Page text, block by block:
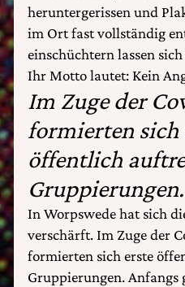
heruntergerissen und
im Ort fast vollständig
einschüchtern lassen
Ihr Motto lautet: Kein
Im Zuge der
formierten sich
öffentlich
Gruppierungen.
In Worpswede hat sich
verschärft. Im Zuge der
formierten sich erste
Gruppierungen. Anfangs